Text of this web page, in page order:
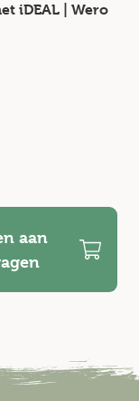
iDEAL | Wero
aan